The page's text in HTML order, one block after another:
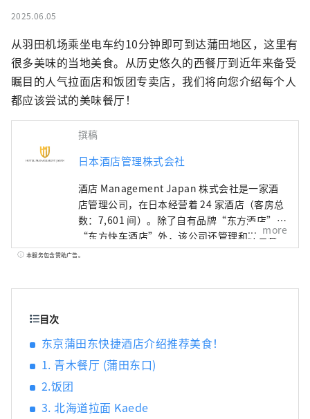
2025.06.05
从羽田机场乘坐电车约10分钟即可到达蒲田地区，这里有
很多美味的当地美食。从历史悠久的西餐厅到近年来备受
瞩目的人气拉面店和饭团专卖店，我们将向您介绍每个人
都应该尝试的美味餐厅！
撰稿
日本酒店管理株式会社
酒店 Management Japan 株式会社是一家酒
店管理公司，在日本经营着 24 家酒店（客房总
数：7,601 间）。除了自有品牌“东方酒店”和
“东方快车酒店”外，该公司还管理和经营各
种酒店，包括“希尔顿”、“喜来登”和“日
more
本服务包含赞助广告。
目次
东京蒲田东快捷酒店介绍推荐美食！
1. 青木餐厅 (蒲田东口)
2.饭团
3. 北海道拉面 Kaede